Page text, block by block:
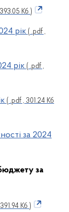
Кб )
рік ( .pdf ,
рік ( .pdf ,
( .pdf , 301.24 Кб
за 2024
за
Кб )